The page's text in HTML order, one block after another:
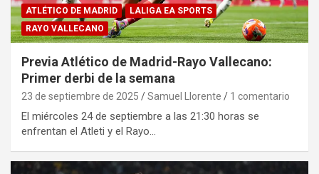
ATLÉTICO DE MADRID
LALIGA EA SPORTS
RAYO VALLECANO
Previa Atlético de Madrid-Rayo Vallecano:
Primer derbi de la semana
23 de septiembre de 2025 Samuel Llorente 1 comentario
El miércoles 24 de septiembre a las 21:30 horas se
enfrentan el Atleti y el Rayo…